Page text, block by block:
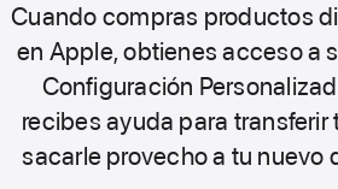
Cuando compras productos
en Apple, obtienes acceso a
Configuración
recibes ayuda para transferir
sacarle provecho a tu nuevo